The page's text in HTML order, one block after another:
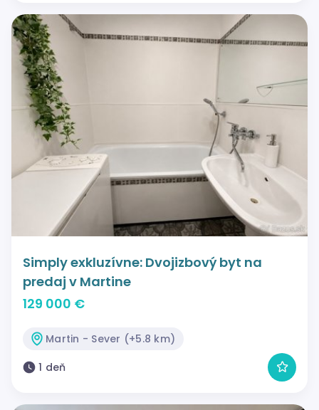
Simply exkluzívne: Dvojizbový byt na
predaj v Martine
129 000 €
Martin - Sever (+5.8 km)
1 deň